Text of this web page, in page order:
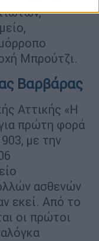
Μπρούτζι.
Βαρβάρας
Αττικής «Η
πρώτη φορά
με την
ασθενών
εκεί. Από το
οι πρώτοι